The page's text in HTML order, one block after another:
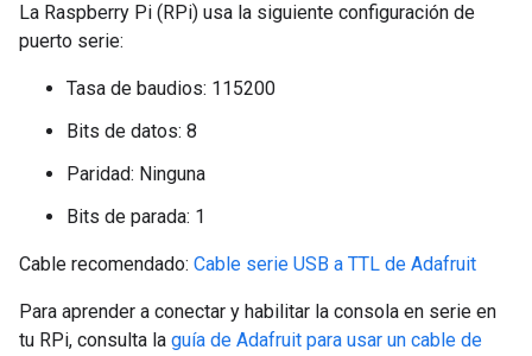
La Raspberry Pi (RPi) usa la siguiente configuración de
puerto serie:
Tasa de baudios: 115200
Bits de datos: 8
Paridad: Ninguna
Bits de parada: 1
Cable recomendado: Cable serie USB a TTL de Adafruit
Para aprender a conectar y habilitar la consola en serie en
tu RPi, consulta la guía de Adafruit para usar un cable de